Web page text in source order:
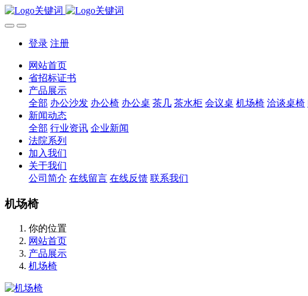
登录 注册
网站首页
省招标证书
产品展示
全部 办公沙发 办公椅 办公桌 茶几 茶水柜 会议桌 机场椅 洽谈桌椅
新闻动态
全部 行业资讯 企业新闻
法院系列
加入我们
关于我们
公司简介 在线留言 在线反馈 联系我们
机场椅
你的位置
网站首页
产品展示
机场椅